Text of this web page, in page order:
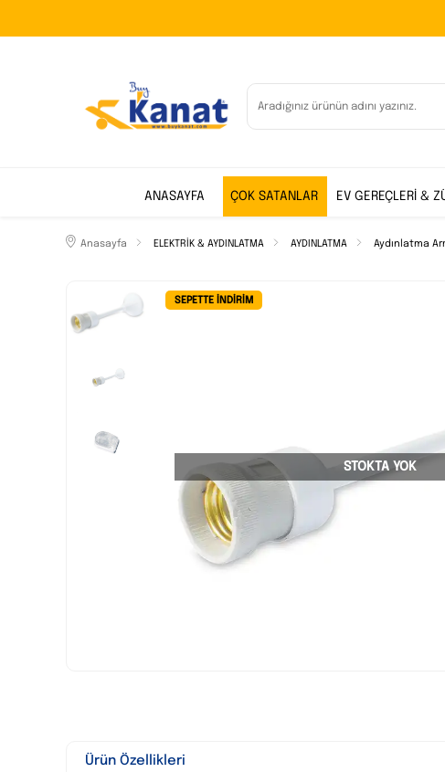
ANASAYFA ÇOK SATANLAR EV GEREÇLERİ &
Anasayfa ELEKTRİK & AYDINLATMA AYDINLATMA Aydınlatma
SEPETTE İNDIRIM
STOKTA YOK
Ürün Özellikleri